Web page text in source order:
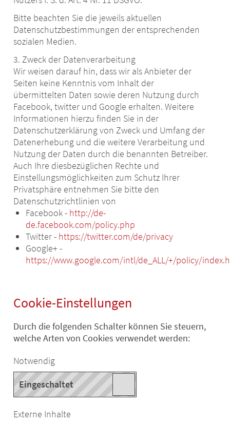
Bitte beachten Sie die jeweils aktuellen
Datenschutzbestimmungen der entsprechenden
sozialen Medien.
3. Zweck der Datenverarbeitung
Wir weisen darauf hin, dass wir als Anbieter der
Seiten keine Kenntnis vom Inhalt der
übermittelten Daten sowie deren Nutzung durch
Facebook, twitter und Google erhalten. Weitere
Informationen hierzu finden Sie in der
Datenschutzerklärung von Zweck und Umfang der
Datenerhebung und die weitere Verarbeitung und
Nutzung der Daten durch die benannten Betreiber.
Auch Ihre diesbezüglichen Rechte und
Einstellungsmöglichkeiten zum Schutz Ihrer
Privatsphäre entnehmen Sie bitte den
Datenschutzrichtlinien von
Facebook - http://de-
de.facebook.com/policy.php
Twitter - https://twitter.com/de/privacy
Google+ -
https://www.google.com/intl/de_ALL/+/policy/
Cookie-Einstellungen
Durch die folgenden Schalter können Sie steuern,
welche Arten von Cookies verwendet werden:
Notwendig
Externe Inhalte